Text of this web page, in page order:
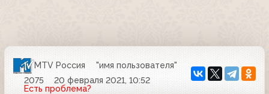
MTV Россия
"имя пользователя"
2075
20 февраля 2021, 10:52
Есть проблема?